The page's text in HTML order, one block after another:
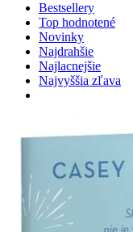
Bestsellery
Top hodnotené
Novinky
Najdrahšie
Najlacnejšie
Najvyššia zľava